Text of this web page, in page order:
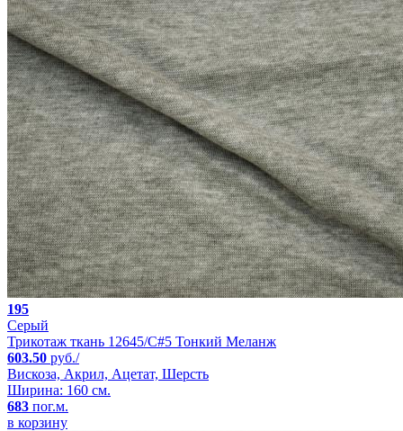
195
Серый
Трикотаж ткань 12645/С#5 Тонкий Меланж
603.50 руб./
Вискоза, Акрил, Ацетат, Шерсть
Ширина: 160 см.
683 пог.м.
в корзину